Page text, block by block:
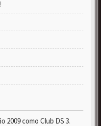
2009 como Club DS 3.